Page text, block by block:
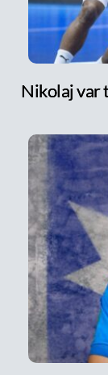
Nikolaj var